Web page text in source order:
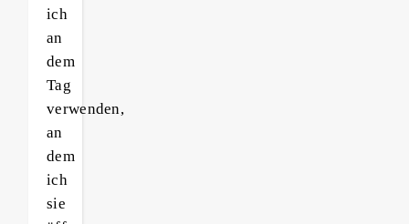
ich
an
dem
Tag
verwenden,
an
dem
ich
sie